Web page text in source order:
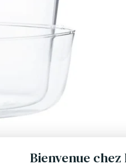
Bienvenue chez